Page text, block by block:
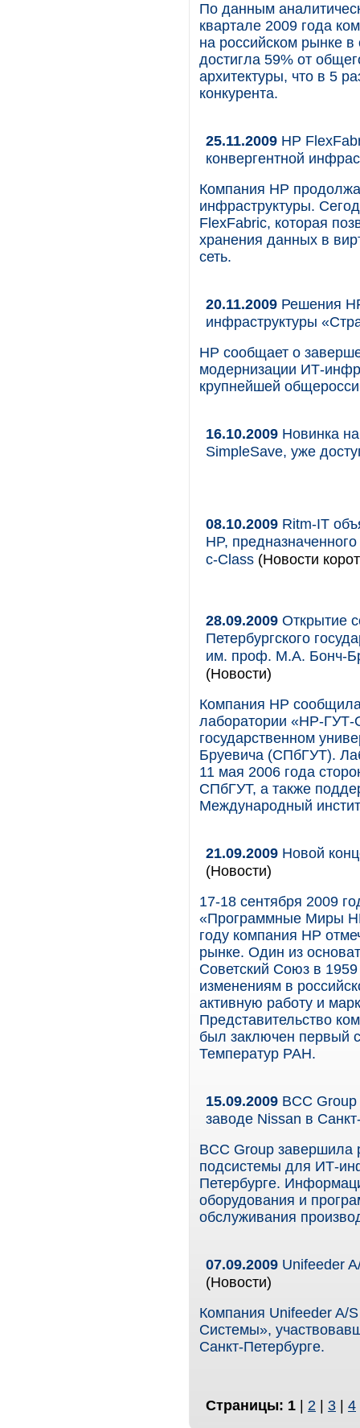
По данным
квартале 2009 года
на российском рынке
достигла 59% от
архитектуры, что в 5
конкурента.
25.11.2009 HP
конвергентной
Компания НР
инфраструктуры.
FlexFabric, которая
хранения данных в
сеть.
20.11.2009 Решения
инфраструктуры
HP сообщает о
модернизации ИТ-
крупнейшей
16.10.2009 Новинка
SimpleSave, уже
08.10.2009 Ritm-IT
HP,
c-Class (Новости
28.09.2009 Открытие
Петербургского
им. проф. М.А. Бонч-
(Новости)
Компания HP
лаборатории «HP-ГУТ-
государственном
Бруевича (СПбГУТ).
11 мая 2006 года
СПбГУТ, а также
Международный
21.09.2009 Новой
(Новости)
17-18 сентября 2009
«Программные Миры
году компания HP
рынке. Один из
Советский Союз в 1959
изменениям в
активную работу и
Представительство
был заключен первый
Температур РАН.
15.09.2009 BCC
заводе Nissan в
BCC Group завершила
подсистемы для ИТ-
Петербурге.
оборудования и
обслуживания
07.09.2009 Unifeeder
(Новости)
Компания Unifeeder
Системы»,
Санкт-Петербурге.
Страницы: 1 | 2 | 3 | 4